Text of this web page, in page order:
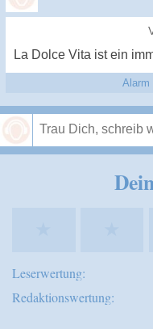
La Dolce Vita ist ein
Alarm
Leserwertung:
Redaktionswertung: